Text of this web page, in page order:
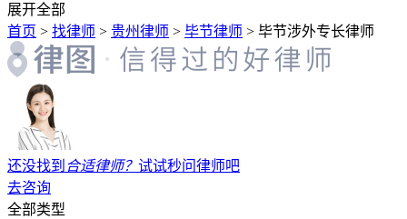
展开全部
首页 > 找律师 > 贵州律师 > 毕节律师 > 毕节涉外专长律师
还没找到 合适律师？ 试试秒问律师吧
去咨询
全部类型